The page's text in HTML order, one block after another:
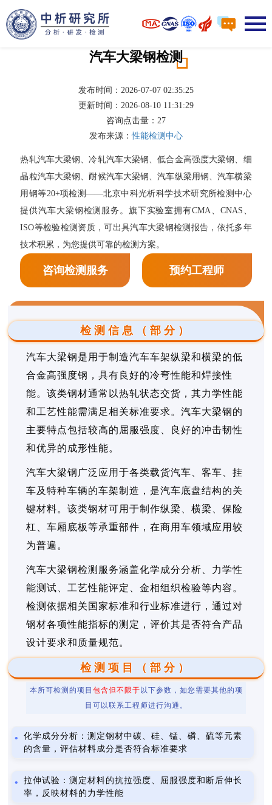
汽车大梁钢检测
发布时间：2026-07-07 02:35:25
更新时间：2026-08-10 11:31:29
咨询点击量： 27
发布来源：性能检测中心
热轧汽车大梁钢、冷轧汽车大梁钢、低合金高强度大梁钢、细
晶粒汽车大梁钢、耐候汽车大梁钢、汽车纵梁用钢、汽车横梁
用钢等20+项检测——北京中科光析科学技术研究所检测中心
提供汽车大梁钢检测服务。旗下实验室拥有CMA、CNAS、
ISO等检验检测资质，可出具汽车大梁钢检测报告，依托多年
技术积累，为您提供可靠的检测方案。
咨询检测服务 预约工程师
检测信息（部分）
汽车大梁钢是用于制造汽车车架纵梁和横梁的低
合金高强度钢，具有良好的冷弯性能和焊接性
能。该类钢材通常以热轧状态交货，其力学性能
和工艺性能需满足相关标准要求。汽车大梁钢的
主要特点包括较高的屈服强度、良好的冲击韧性
和优异的成形性能。
汽车大梁钢广泛应用于各类载货汽车、客车、挂
车及特种车辆的车架制造，是汽车底盘结构的关
键材料。该类钢材可用于制作纵梁、横梁、保险
杠、车厢底板等承重部件，在商用车领域应用较
为普遍。
汽车大梁钢检测服务涵盖化学成分分析、力学性
能测试、工艺性能评定、金相组织检验等内容。
检测依据相关国家标准和行业标准进行，通过对
钢材各项性能指标的测定，评价其是否符合产品
设计要求和质量规范。
检测项目（部分）
本所可检测的项目 包含但不限于 以下参数，如您需要其他的项
目可以联系工程师进行沟通。
化学成分分析：测定钢材中碳、硅、锰、磷、硫等元素
的含量，评估材料成分是否符合标准要求
拉伸试验：测定材料的抗拉强度、屈服强度和断后伸长
率，反映材料的力学性能